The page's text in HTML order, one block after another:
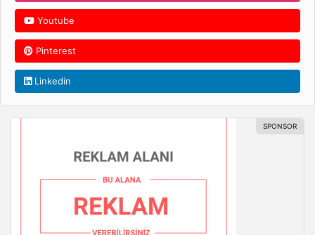
Youtube
Pinterest
Linkedin